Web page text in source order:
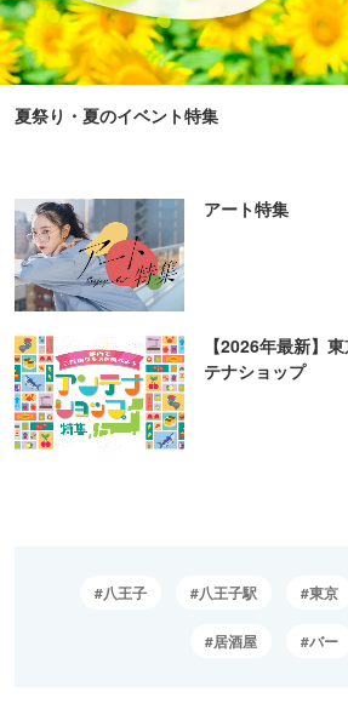
夏祭り・夏のイベント特集
アート特集
【2026年最新】
テナショップ
八王子 八王子駅 東京
居酒屋 バー